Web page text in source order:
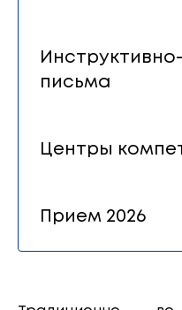
письма
Центры
Прием 2026